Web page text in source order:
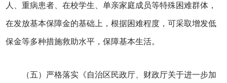
人、重病患者、在校学生、单亲家庭成员等特殊困难群体，
在发放基本保障金的基础上，根据困难程度，可采取增发低
保金等多种措施救助水平，保障基本生活。
（五）严格落实《自治区民政厅、财政厅关于进一步加